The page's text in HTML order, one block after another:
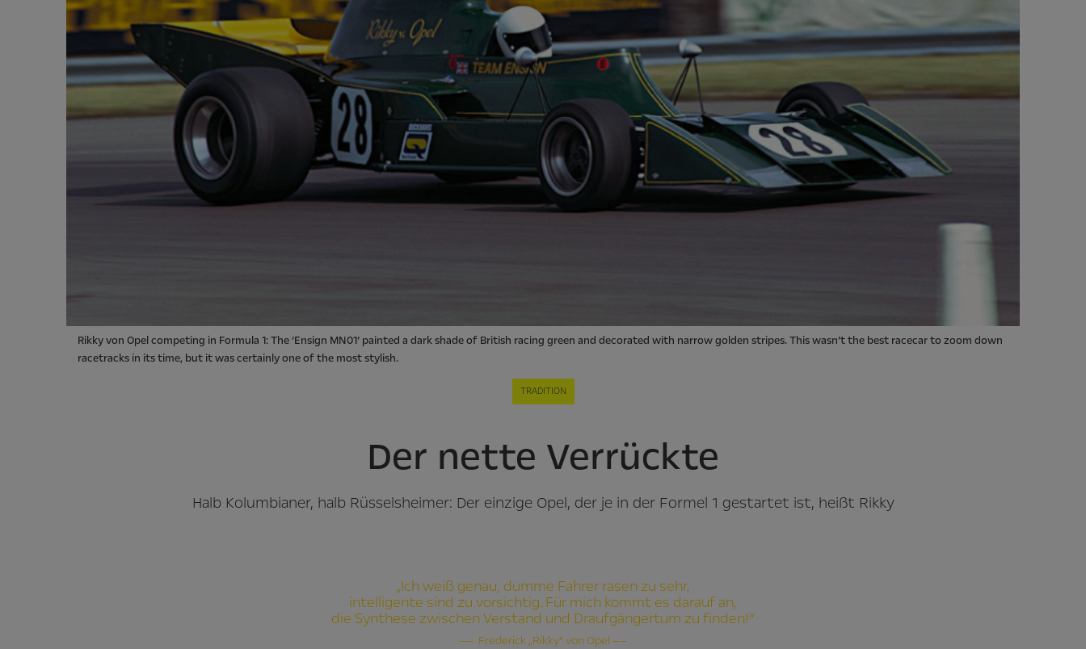
Rikky von Opel competing in Formula 1: The ‘Ensign MN01’ painted a dark shade of British racing green and decorated with narrow golden stripes. This wasn’t the best racecar to zoom down
racetracks in its time, but it was certainly one of the most stylish.
TRADITION
Der nette Verrückte
Halb Kolumbianer, halb Rüsselsheimer: Der einzige Opel, der je in der Formel 1 gestartet ist, heißt Rikky
„Ich weiß genau, dumme Fahrer rasen zu sehr,
intelligente sind zu vorsichtig. Für mich kommt es darauf an,
die Synthese zwischen Verstand und Draufgängertum zu finden!“
—— Frederick „Rikky“ von Opel ——